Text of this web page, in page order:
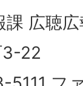
課 広聴
22